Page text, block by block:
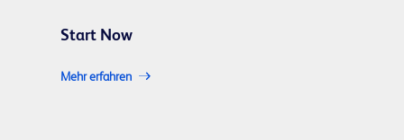
Start Now
Mehr erfahren